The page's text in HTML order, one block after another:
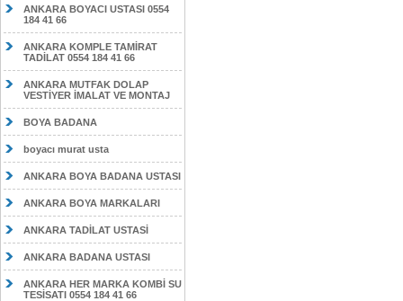
ANKARA BOYACI USTASI 0554
184 41 66
ANKARA KOMPLE TAMİRAT
TADİLAT 0554 184 41 66
ANKARA MUTFAK DOLAP
VESTİYER İMALAT VE MONTAJ
BOYA BADANA
boyacı murat usta
ANKARA BOYA BADANA USTASI
ANKARA BOYA MARKALARI
ANKARA TADİLAT USTASİ
ANKARA BADANA USTASI
ANKARA HER MARKA KOMBİ SU
TESİSATI 0554 184 41 66